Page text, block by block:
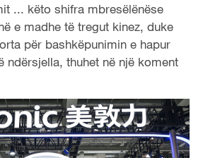
... këto shifra mbresëlënëse
e madhe të tregut kinez, duke
për bashkëpunimin e hapur
ndërsjella, thuhet në një koment